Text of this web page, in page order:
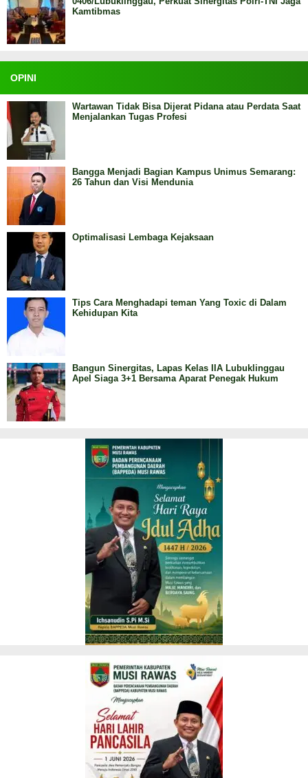
Kamtibmas
OPINI
Wartawan Tidak Bisa Dijerat Pidana atau Perdata Saat
Menjalankan Tugas Profesi
Bangga Menjadi Bagian Kampus Unimus Semarang:
26 Tahun dan Visi Mendunia
Optimalisasi Lembaga Kejaksaan
Tips Cara Menghadapi teman Yang Toxic di Dalam
Kehidupan Kita
Bangun Sinergitas, Lapas Kelas IIA Lubuklinggau
Apel Siaga 3+1 Bersama Aparat Penegak Hukum